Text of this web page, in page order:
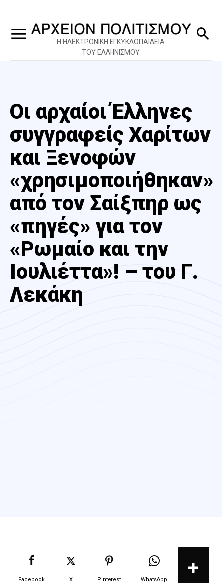
Η ΗΛΕΚΤΡΟΝΙΚΗ ΕΓΚΥΚΛΟΠΑΙΔΕΙΑ
ΤΟΥ ΕΛΛΗΝΙΣΜΟΥ
Οι αρχαίοι Έλληνες
συγγραφείς Χαρίτων
και Ξενοφών
«χρησιμοποιήθηκαν»
από τον Σαίξπηρ ως
«πηγές» για τον
«Ρωμαίο και την
Ιουλιέττα»! – του Γ.
Λεκάκη
Facebook X Pinterest WhatsApp